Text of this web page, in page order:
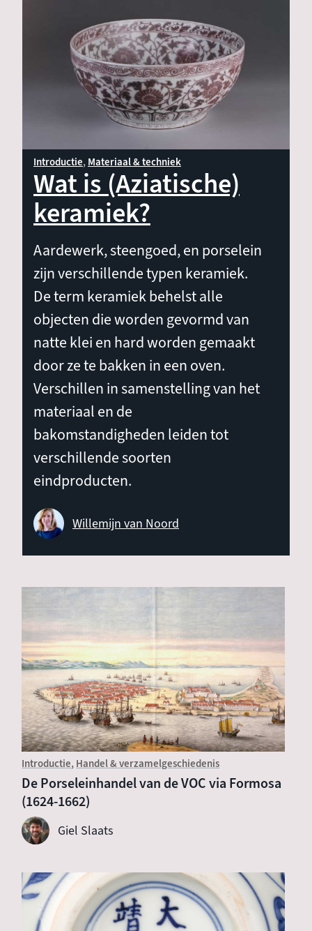
Materiaal & techniek
Vorm & decoratie
Keramiek per regio
Introductie Materiaal & techniek
Wat is (Aziatische)
keramiek?
Aardewerk, steengoed, en porselein
zijn verschillende typen keramiek.
De term keramiek behelst alle
objecten die worden gevormd van
natte klei en hard worden gemaakt
door ze te bakken in een oven.
Verschillen in samenstelling van het
materiaal en de
bakomstandigheden leiden tot
verschillende soorten
eindproducten.
Willemijn van Noord
Introductie Handel & verzamelgeschiedenis
De Porseleinhandel van de VOC via Formosa
(1624-1662)
Giel Slaats